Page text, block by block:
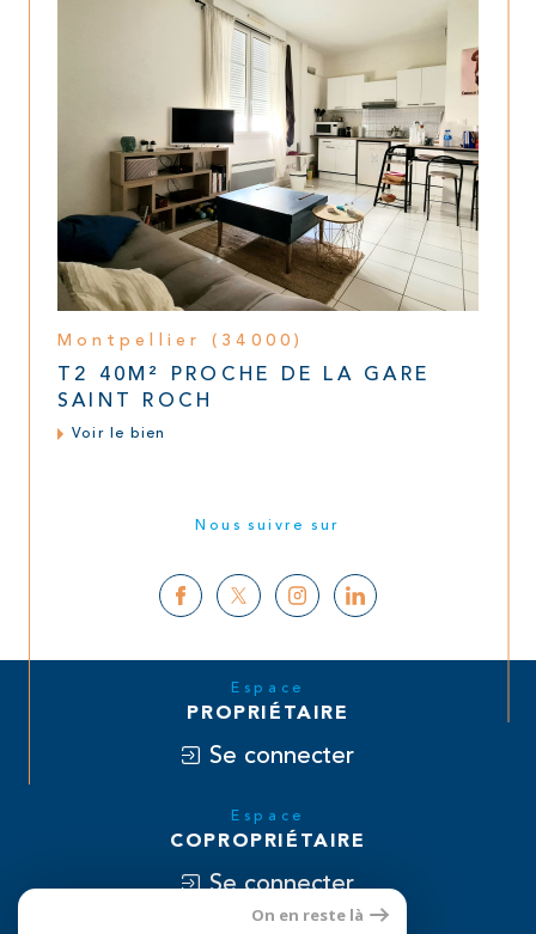
Montpellier (34000)
T2 40M² PROCHE DE LA GARE
SAINT ROCH
Voir le bien
Nous suivre sur
Espace
PROPRIÉTAIRE
Se connecter
Espace
COPROPRIÉTAIRE
Se connecter
On en reste là